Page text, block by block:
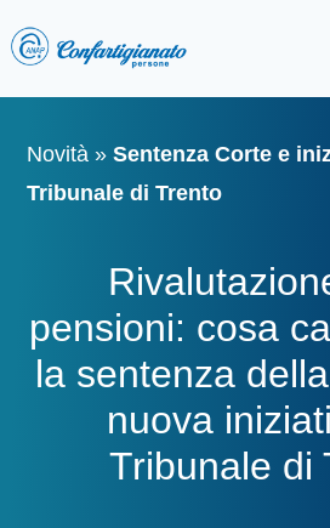
Novità »Sentenza Corte e
Tribunale di Trento
pensioni: cosa
la sentenza
nuova
Tribunale di